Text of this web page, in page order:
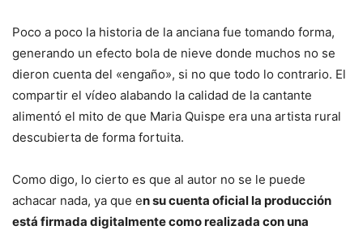
Poco a poco la historia de la anciana fue tomando forma,
generando un efecto bola de nieve donde muchos no se
dieron cuenta del «engaño», si no que todo lo contrario. El
compartir el vídeo alabando la calidad de la cantante
alimentó el mito de que Maria Quispe era una artista rural
descubierta de forma fortuita.
Como digo, lo cierto es que al autor no se le puede
achacar nada, ya que en su cuenta oficial la producción
está firmada digitalmente como realizada con una